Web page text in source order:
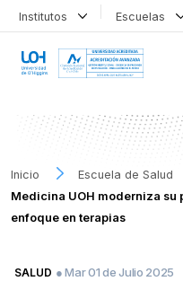
Institutos Escuelas
Inicio Escuela de Salud
Medicina UOH moderniza su
enfoque en terapias
SALUD ● Mar 01 de Julio 2025